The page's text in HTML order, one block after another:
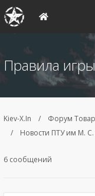
Правила
Kiev-X.In Форум
Новости ПТУ им М. С.
6 сообщений